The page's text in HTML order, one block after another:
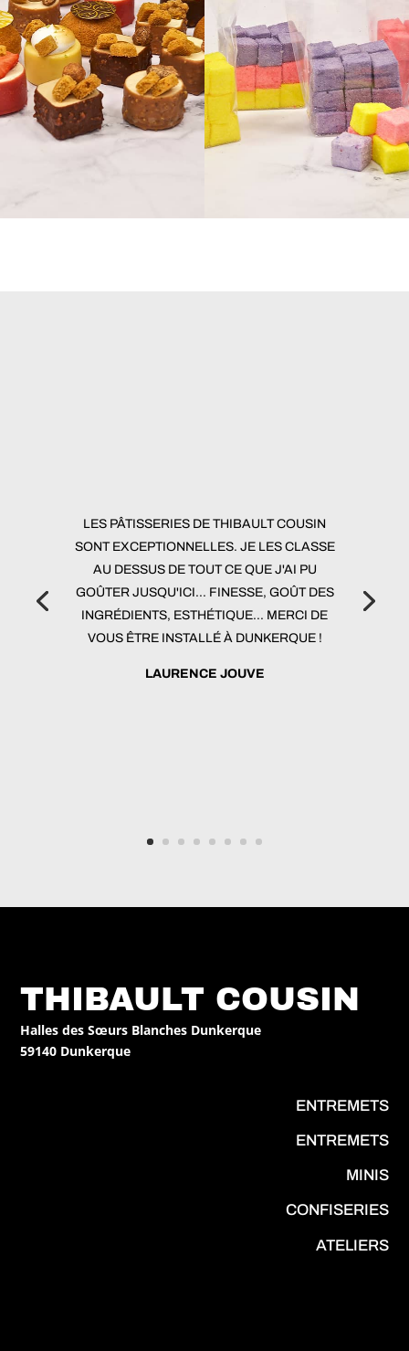
LES PÂTISSERIES DE THIBAULT COUSIN
SONT EXCEPTIONNELLES. JE LES CLASSE
AU DESSUS DE TOUT CE QUE J'AI PU
GOÛTER JUSQU'ICI... FINESSE, GOÛT DES
INGRÉDIENTS, ESTHÉTIQUE... MERCI DE
VOUS ÊTRE INSTALLÉ À DUNKERQUE !
LAURENCE JOUVE
THIBAULT COUSIN
Halles des Sœurs Blanches Dunkerque
59140 Dunkerque
ENTREMETS
ENTREMETS
MINIS
CONFISERIES
ATELIERS